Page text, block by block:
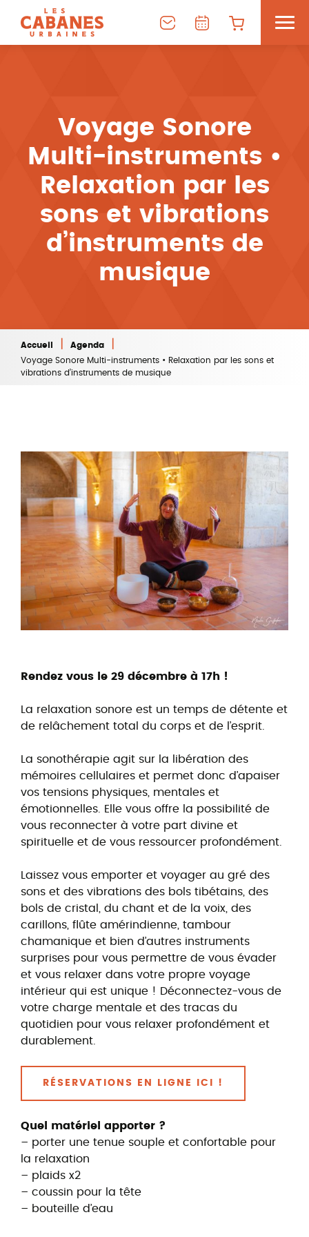
Voyage Sonore
Multi-instruments •
Relaxation par les
sons et vibrations
d’instruments de
musique
Accueil Agenda
Voyage Sonore Multi-instruments • Relaxation par les sons et
vibrations d’instruments de musique
Rendez vous le 29 décembre à 17h !
La relaxation sonore est un temps de détente et
de relâchement total du corps et de l’esprit.
La sonothérapie agit sur la libération des
mémoires cellulaires et permet donc d’apaiser
vos tensions physiques, mentales et
émotionnelles. Elle vous offre la possibilité de
vous reconnecter à votre part divine et
spirituelle et de vous ressourcer profondément.
Laissez vous emporter et voyager au gré des
sons et des vibrations des bols tibétains, des
bols de cristal, du chant et de la voix, des
carillons, flûte amérindienne, tambour
chamanique et bien d’autres instruments
surprises pour vous permettre de vous évader
et vous relaxer dans votre propre voyage
intérieur qui est unique ! Déconnectez-vous de
votre charge mentale et des tracas du
quotidien pour vous relaxer profondément et
durablement.
RÉSERVATIONS EN LIGNE ICI !
Quel matériel apporter ?
– porter une tenue souple et confortable pour
la relaxation
– plaids x2
– coussin pour la tête
– bouteille d’eau